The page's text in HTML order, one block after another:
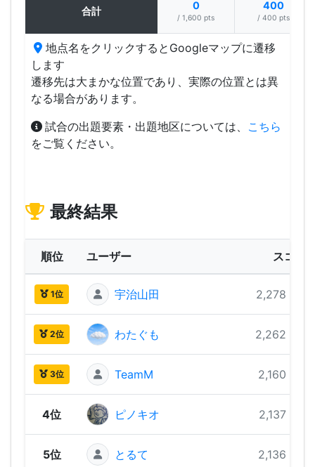
合計 0
/ 1,600 pts
400
/ 400 pts
地点名をクリックするとGoogleマップに遷移
します
遷移先は大まかな位置であり、実際の位置とは異
なる場合があります。
試合の出題要素・出題地区については、 こちら
をご覧ください。
最終結果
順位 ユーザー スコア
1位 宇治山田 2,278 pts
2位 わたぐも 2,262 pts
3位 TeamM 2,160 pts
4位 ピノキオ 2,137 pts
5位 とるて 2,136 pts